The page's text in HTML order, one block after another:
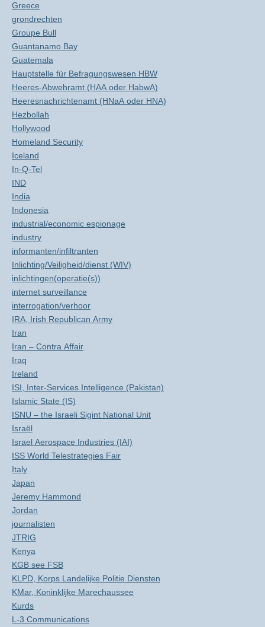
Greece
grondrechten
Groupe Bull
Guantanamo Bay
Guatemala
Hauptstelle für Befragungswesen HBW
Heeres-Abwehramt (HAA oder HabwA)
Heeresnachrichtenamt (HNaA oder HNA)
Hezbollah
Hollywood
Homeland Security
Iceland
In-Q-Tel
IND
India
Indonesia
industrial/economic espionage
industry
informanten/infiltranten
Inlichting/Veiligheid/dienst (WIV)
inlichtingen(operatie(s))
internet surveillance
interrogation/verhoor
IRA, Irish Republican Army
Iran
Iran – Contra Affair
Iraq
Ireland
ISI, Inter-Services Intelligence (Pakistan)
Islamic State (IS)
ISNU – the Israeli Sigint National Unit
Israël
Israel Aerospace Industries (IAI)
ISS World Telestrategies Fair
Italy
Japan
Jeremy Hammond
Jordan
journalisten
JTRIG
Kenya
KGB see FSB
KLPD, Korps Landelijke Politie Diensten
KMar, Koninklijke Marechaussee
Kurds
L-3 Communications